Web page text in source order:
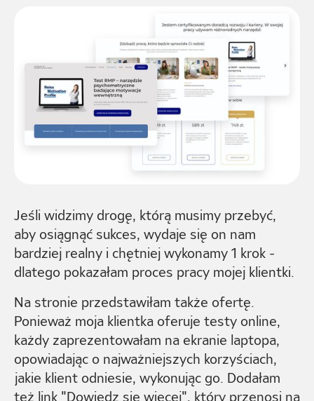
Jeśli widzimy drogę, którą musimy przebyć,
aby osiągnąć sukces, wydaje się on nam
bardziej realny i chętniej wykonamy 1 krok -
dlatego pokazałam proces pracy mojej klientki.
Na stronie przedstawiłam także ofertę.
Ponieważ moja klientka oferuje testy online,
każdy zaprezentowałam na ekranie laptopa,
opowiadając o najważniejszych korzyściach,
jakie klient odniesie, wykonując go. Dodałam
też link "Dowiedz się więcej", który przenosi na